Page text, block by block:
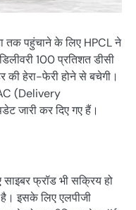
तक पहुंचाने के लिए HPCL ने
100 प्रतिशत डीसी
की हेरा-फेरी होने से बचेगी।
(Delivery
कर दिए गए हैं।
फ्रॉड भी सक्रिय हो
है। इसके लिए एलपीजी